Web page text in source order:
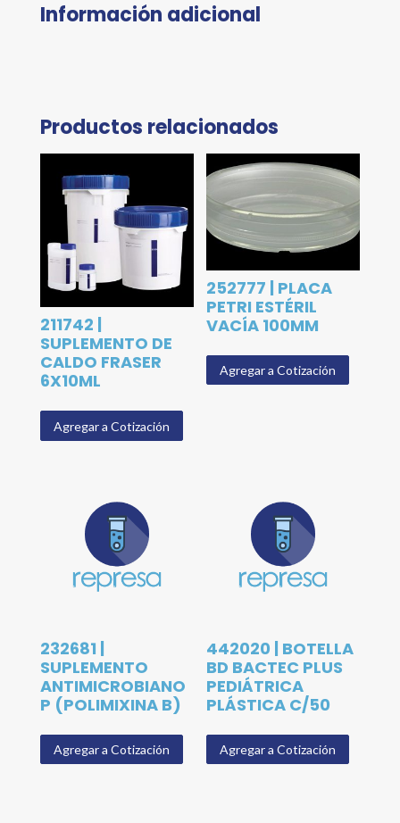
Información adicional
Productos relacionados
211742 |
SUPLEMENTO DE
CALDO FRASER
6X10ML
Agregar a Cotización
252777 | PLACA
PETRI ESTÉRIL
VACÍA 100MM
Agregar a Cotización
232681 |
SUPLEMENTO
ANTIMICROBIANO
P (POLIMIXINA B)
Agregar a Cotización
442020 | BOTELLA
BD BACTEC PLUS
PEDIÁTRICA
PLÁSTICA C/50
Agregar a Cotización